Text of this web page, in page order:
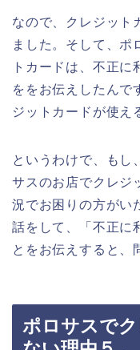
なので、クレジット
ました。そして、ポ
トカードは、不正に
ををお伝えしたんで
ジットカードが使え
というわけで、もし
サスのお店でクレジ
況でお困りの方がい
話をして、「不正に
とをお伝えすると、
ポロサスで